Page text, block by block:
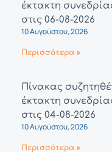
έκτακτη
στις 06-08-2026
10 Αυγούστου, 2026
Περισσότερα »
Πίνακας
έκτακτη
στις 04-08-2026
10 Αυγούστου, 2026
Περισσότερα »